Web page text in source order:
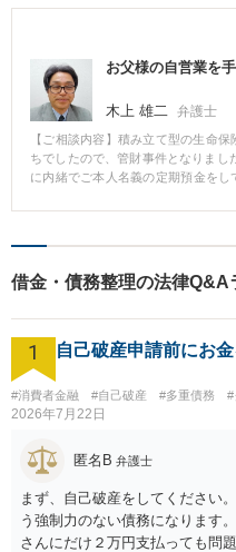
お父様の自営業を
木上 雄二 弁護士
【ご相談内容】積み立て型の生命
ちでしたので、管財事件となりまし
に内緒でご本人名義の定期預金を
資とされますが、詳しく調査を行
破産財団に含まれないものとして
れました。
借金・債務整理の法律Q&A
1 自己破産申請前にお
#消費者金融 #自己破産 #多重債務 #
2026年7月22日
匿名B 弁護士
まず、自己破産をしてください
う強制力のない債務になります
さんにだけ２万円支払っても問題